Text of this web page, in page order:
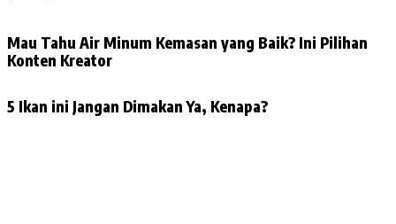
Mau Tahu Air Minum Kemasan yang Baik? Ini Pilihan
Konten Kreator
5 Ikan ini Jangan Dimakan Ya, Kenapa?